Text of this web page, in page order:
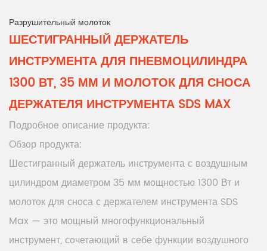
Разрушительный молоток
ШЕСТИГРАННЫЙ ДЕРЖАТЕЛЬ
ИНСТРУМЕНТА ДЛЯ ПНЕВМОЦИЛИНДРА
1300 ВТ, 35 ММ И МОЛОТОК ДЛЯ СНОСА
ДЕРЖАТЕЛЯ ИНСТРУМЕНТА SDS MAX
Подробное описание продукта:
Обзор продукта:
Шестигранный держатель инструмента с воздушным
цилиндром диаметром 35 мм мощностью 1300 Вт и
молоток для сноса с держателем инструмента SDS
Max — это мощный многофункциональный
инструмент, сочетающий в себе функции воздушного